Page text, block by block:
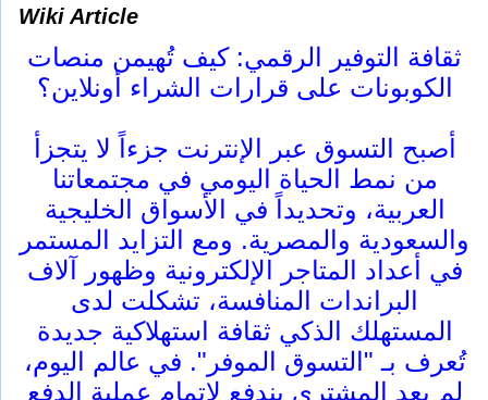
Wiki Article
ثقافة التوفير الرقمي: كيف تُهيمن منصات
الكوبونات على قرارات الشراء أونلاين؟
أصبح التسوق عبر الإنترنت جزءاً لا يتجزأ
من نمط الحياة اليومي في مجتمعاتنا
العربية، وتحديداً في الأسواق الخليجية
والسعودية والمصرية. ومع التزايد المستمر
في أعداد المتاجر الإلكترونية وظهور آلاف
البراندات المنافسة، تشكلت لدى
المستهلك الذكي ثقافة استهلاكية جديدة
تُعرف بـ "التسوق الموفر". في عالم اليوم،
لم يعد المشتري يندفع لإتمام عملية الدفع